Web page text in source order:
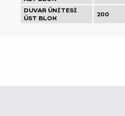
DUVAR ÜNİTESİ
ÜST BLOK
200